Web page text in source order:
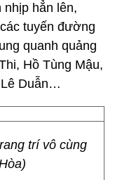
hẳn lên,
tuyến đường
quanh quảng
Hồ Tùng Mậu,
Lê Duẫn…
trí vô cùng